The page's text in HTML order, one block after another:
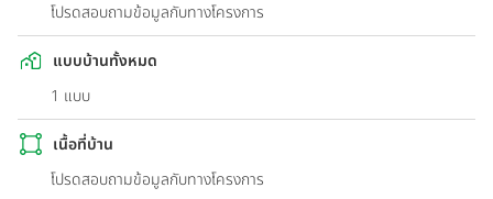
โปรดสอบถามข้อมูลกับทางโครงการ
แบบบ้านทั้งหมด
1 แบบ
เนื้อที่บ้าน
โปรดสอบถามข้อมูลกับทางโครงการ